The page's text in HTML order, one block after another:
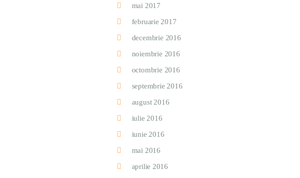
mai 2017
februarie 2017
decembrie 2016
noiembrie 2016
octombrie 2016
septembrie 2016
august 2016
iulie 2016
iunie 2016
mai 2016
aprilie 2016